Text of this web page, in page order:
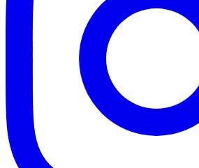
Santos